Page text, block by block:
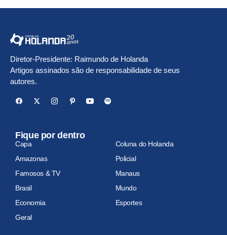
Diretor-Presidente: Raimundo de Holanda
Artigos assinados são de responsabilidade de seus
autores.
Fique por dentro
Capa
Coluna do Holanda
Amazonas
Policial
Famosos & TV
Manaus
Brasil
Mundo
Economia
Esportes
Geral